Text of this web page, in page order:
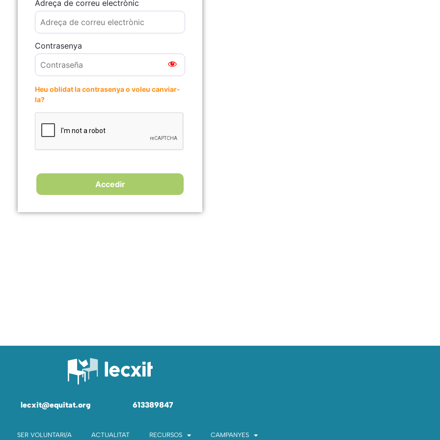
Adreça de correu electrònic
Contrasenya
Heu oblidat la contrasenya o voleu canviar-
la?
lecxit@equitat.org 613389847
SER VOLUNTARI/A ACTUALITAT RECURSOS CAMPANYES